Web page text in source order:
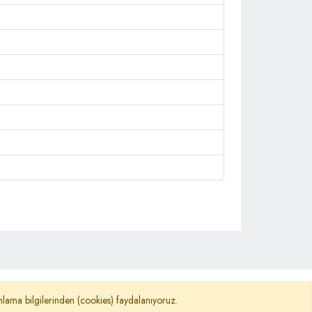
bilgilerinden (cookies) faydalanıyoruz.